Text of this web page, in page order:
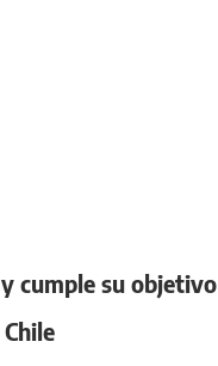
cumple su objetivo